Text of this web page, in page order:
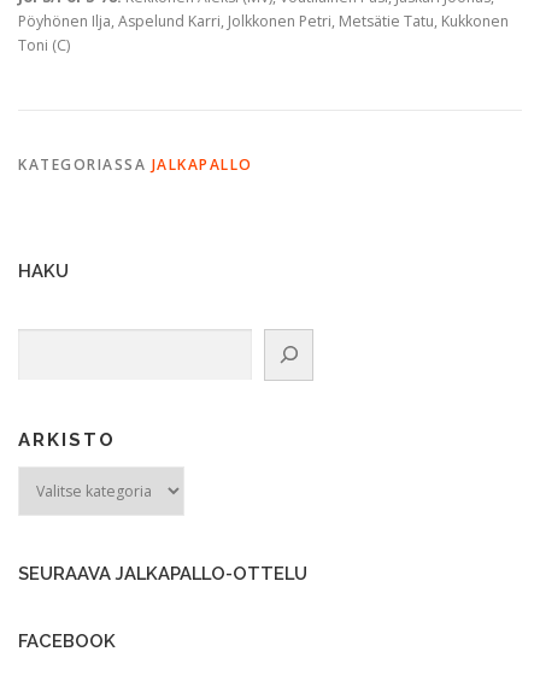
Pöyhönen Ilja, Aspelund Karri, Jolkkonen Petri, Metsätie Tatu, Kukkonen
Toni (C)
KATEGORIASSA JALKAPALLO
HAKU
ARKISTO
SEURAAVA JALKAPALLO-OTTELU
FACEBOOK